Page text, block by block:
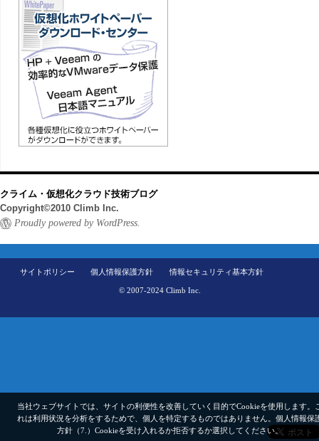
クライム・仮想化クラウド技術ブログ
Copyright©2010 Climb Inc.
Proudly powered by WordPress.
サイトポリシー 個人情報保護方針 情報セキュリティ基本方針
© 2007-2024 Climb Inc.
当社ウェブサイトでは、サイトの利便性を改善していく目的でCookieを使用します。
れは利用状況を分析をするためで、個人を特定するものではありません。 個人情報保
方針（7.） Cookieを受け入れるか拒否するか選択してください。